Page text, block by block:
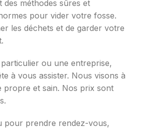
des méthodes sûres et
pour vider votre fosse.
les déchets et de garder votre
ou une entreprise,
à vous assister. Nous visons à
propre et sain. Nos prix sont
pour prendre rendez-vous,